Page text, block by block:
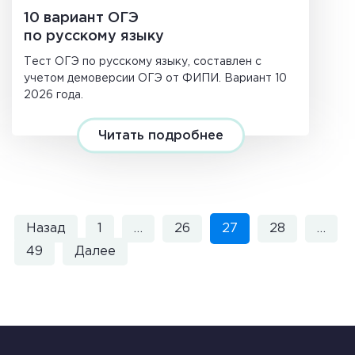
10 вариант ОГЭ
по русскому языку
Тест ОГЭ по русскому языку, составлен с
учетом демоверсии ОГЭ от ФИПИ. Вариант 10
2026 года.
Читать подробнее
Назад … 26 27 28
…
49
Далее